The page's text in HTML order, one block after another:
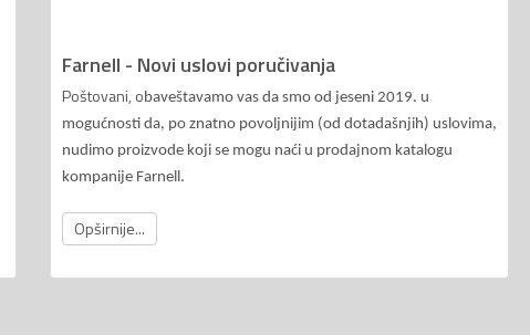
Farnell - Novi uslovi poručivanja
Poštovani, o baveštavamo vas da smo od jeseni 2019. u
mogućnosti da, po znatno povoljnijim (od dotadašnjih) uslovima,
nudimo proizvode koji se mogu naći u prodajnom katalogu
kompanije Farnell.
Opširnije...